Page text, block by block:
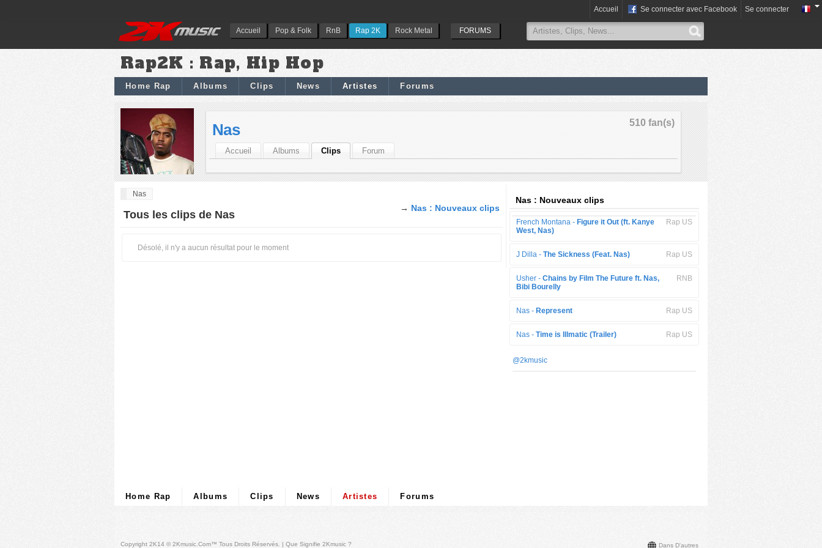
Accueil Pop & Folk RnB Rap 2K Rock Metal FORUMS
Accueil Se connecter avec Facebook Se connecter
Rap2K : Rap, Hip Hop
Home Rap Albums Clips News Artistes Forums
510 fan(s)
Nas
Accueil Albums Clips Forum
Nas
→ Nas : Nouveaux clips
Tous les clips de Nas
Désolé, il n'y a aucun résultat pour le moment
Nas : Nouveaux clips
Rap US
French Montana - Figure it Out (ft. Kanye
West, Nas)
Rap US
J Dilla - The Sickness (Feat. Nas)
RNB
Usher - Chains by Film The Future ft. Nas,
Bibi Bourelly
Rap US
Nas - Represent
Rap US
Nas - Time is Illmatic (Trailer)
@2kmusic
Home Rap Albums Clips News Artistes Forums
Dans D'autres
Copyright 2K14 © 2Kmusic.com™ Tous Droits Réservés . | Que Signifie 2Kmusic ?